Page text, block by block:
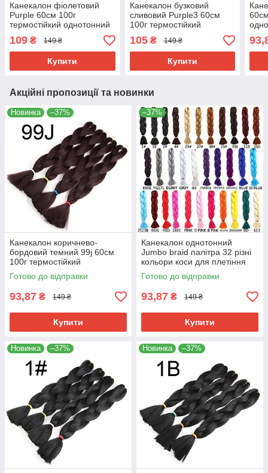
Канекалон фіолетовий
Purple 60см 100г
термостійкий однотонний
Jumbo коса для плетіння
афро кіски дред брейдів
109 ₴ 149 ₴
Купити
Канекалон бузковий
сливовий Purple3 60см
100г термостійкий
однотонний Jumbo коса
для плетіння афро кіски
дред брейдів
105₴ 149 ₴
Купити
для
Акційні пропозиції та новинки
Новинка –37%
Канекалон коричнево-
бордовий темний 99j 60см
100г термостійкий
однотонний Jumbo коса для
плетіння афро кіски дред
брейдів
Готово до відправки
93,87 ₴ 149 ₴
Купити
–37%
Канекалон однотонний
Jumbo braid палітра 32 різні
кольори коси для плетіння
60см 100г термостійкий афро
кіски
Готово до відправки
93,87 ₴ 149 ₴
Купити
Новинка –37% Новинка –37%